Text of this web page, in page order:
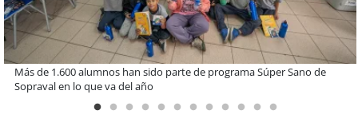
Miguel Palacios asume la presidencia de Magallanes Puerto
Sostenible con foco en la vinculación ciudadana